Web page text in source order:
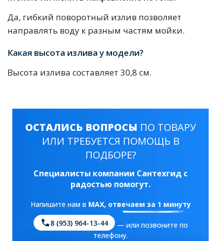
Да, гибкий поворотный излив позволяет
направлять воду к разным частям мойки.
Какая высота излива у модели?
Высота излива составляет 30,8 см.
ОСТАЛИСЬ ВОПРОСЫ ПО ТОВАРУ
ИЛИ ТРЕБУЕТСЯ ПОМОЩЬ В
ПОДБОРЕ?
Специалисты компании Сантехгид с
радостью помогут.
Напишите нам в MAX, отвечаем за 1 минуту
8 (953) 964-13-44
— или позвоните по
телефону.